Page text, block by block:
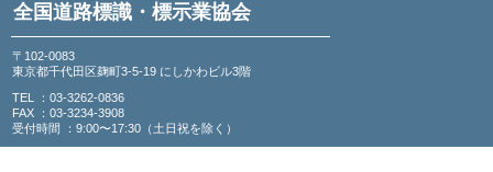
全国道路標識・標示業協会
〒102-0083
東京都千代田区麹町3-5-19 にしかわビル3階
TEL ：03-3262-0836
FAX ：03-3234-3908
受付時間 ：9:00〜17:30（土日祝を除く）